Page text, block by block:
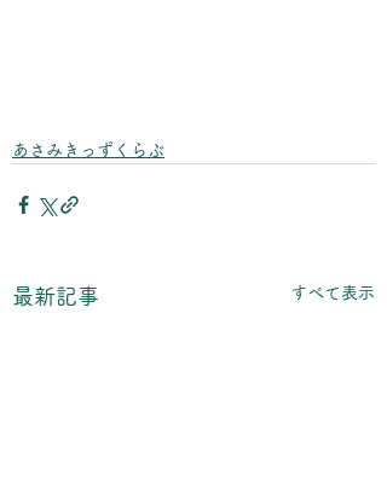
あさみきっずくらぶ
最新記事 すべて表示